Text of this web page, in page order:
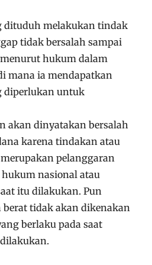
dituduh melakukan tindak
tidak bersalah sampai
hukum dalam
mana ia mendapatkan
diperlukan untuk
akan dinyatakan bersalah
karena tindakan atau
pelanggaran
nasional atau
itu dilakukan. Pun
tidak akan dikenakan
berlaku pada saat